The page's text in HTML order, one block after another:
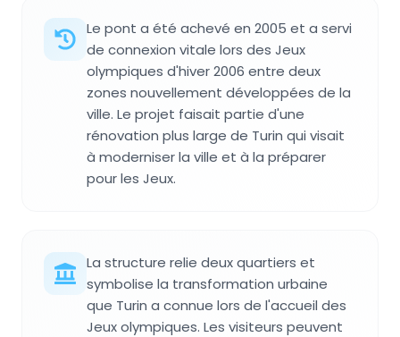
Le pont a été achevé en 2005 et a servi
de connexion vitale lors des Jeux
olympiques d'hiver 2006 entre deux
zones nouvellement développées de la
ville. Le projet faisait partie d'une
rénovation plus large de Turin qui visait
à moderniser la ville et à la préparer
pour les Jeux.
La structure relie deux quartiers et
symbolise la transformation urbaine
que Turin a connue lors de l'accueil des
Jeux olympiques. Les visiteurs peuvent